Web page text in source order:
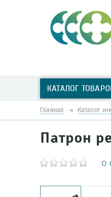
КАТАЛОГ
Главная Каталог
Патрон
0